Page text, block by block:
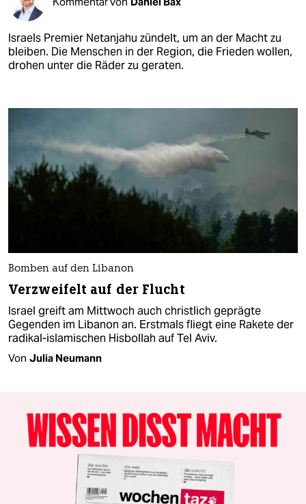
Israels Premier Netanjahu zündelt, um an der Macht zu
bleiben. Die Menschen in der Region, die Frieden wollen,
drohen unter die Räder zu geraten.
Bomben auf den Libanon
Verzweifelt auf der Flucht
Israel greift am Mittwoch auch christlich geprägte
Gegenden im Libanon an. Erstmals fliegt eine Rakete der
radikal-islamischen Hisbollah auf Tel Aviv.
Von Julia Neumann